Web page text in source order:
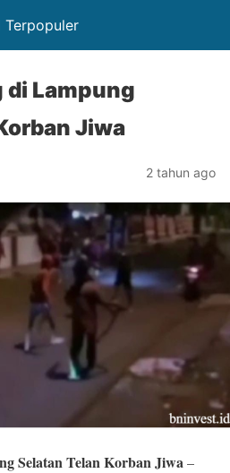
Terpopuler
di Lampung
Jiwa
2 tahun ago
Selatan Telan Korban Jiwa–